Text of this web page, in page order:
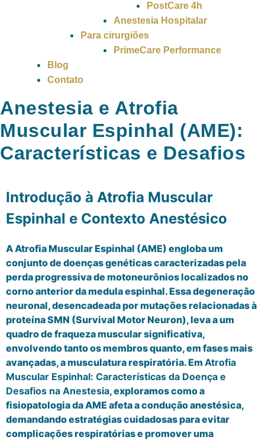
PostCare 4h
Anestesia Hospitalar
Para cirurgiões
PrimeCare Performance
Blog
Contato
Anestesia e Atrofia
Muscular Espinhal (AME):
Características e Desafios
Introdução à Atrofia Muscular
Espinhal e Contexto Anestésico
A Atrofia Muscular Espinhal (AME) engloba um
conjunto de doenças genéticas caracterizadas pela
perda progressiva de motoneurônios localizados no
corno anterior da medula espinhal. Essa degeneração
neuronal, desencadeada por mutações relacionadas à
proteína SMN (Survival Motor Neuron), leva a um
quadro de fraqueza muscular significativa,
envolvendo tanto os membros quanto, em fases mais
avançadas, a musculatura respiratória. Em Atrofia
Muscular Espinhal: Características da Doença e
Desafios na Anestesia, exploramos como a
fisiopatologia da AME afeta a condução anestésica,
demandando estratégias cuidadosas para evitar
complicações respiratórias e promover uma